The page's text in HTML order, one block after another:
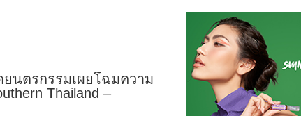
นตรกรรมเผยโฉมความ
Thailand –